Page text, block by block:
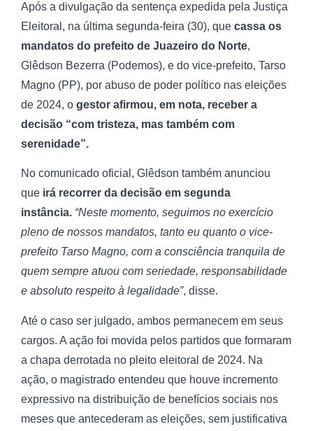
Após a divulgação da sentença expedida pela Justiça
Eleitoral, na última segunda-feira (30), que cassa os
mandatos do prefeito de Juazeiro do Norte,
Glêdson Bezerra (Podemos), e do vice-prefeito, Tarso
Magno (PP), por abuso de poder político nas eleições
de 2024, o gestor afirmou, em nota, receber a
decisão “com tristeza, mas também com
serenidade”.
No comunicado oficial, Glêdson também anunciou
que irá recorrer da decisão em segunda
instância. “Neste momento, seguimos no exercício
pleno de nossos mandatos, tanto eu quanto o vice-
prefeito Tarso Magno, com a consciência tranquila de
quem sempre atuou com seriedade, responsabilidade
e absoluto respeito à legalidade”, disse.
Até o caso ser julgado, ambos permanecem em seus
cargos. A ação foi movida pelos partidos que formaram
a chapa derrotada no pleito eleitoral de 2024. Na
ação, o magistrado entendeu que houve incremento
expressivo na distribuição de benefícios sociais nos
meses que antecederam as eleições, sem justificativa